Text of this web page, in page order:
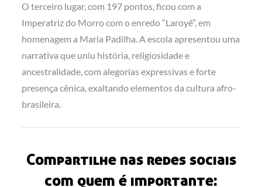
O terceiro lugar, com 197 pontos, ficou com a
Imperatriz do Morro com o enredo “Laroyê”, em
homenagem a Maria Padilha. A escola apresentou uma
narrativa que uniu história, religiosidade e
ancestralidade, com alegorias expressivas e forte
presença cênica, exaltando elementos da cultura afro-
brasileira.
Compartilhe nas redes sociais
com quem é importante: